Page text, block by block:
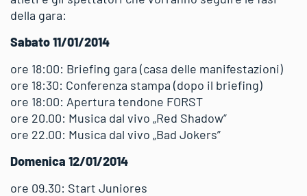
della gara:
Sabato 11/01/2014
ore 18:00: Briefing gara (casa delle manifestazioni)
ore 18:30: Conferenza stampa (dopo il briefing)
ore 18:00: Apertura tendone FORST
ore 20.00: Musica dal vivo „Red Shadow”
ore 22.00: Musica dal vivo „Bad Jokers”
Domenica 12/01/2014
ore 09.30: Start Juniores